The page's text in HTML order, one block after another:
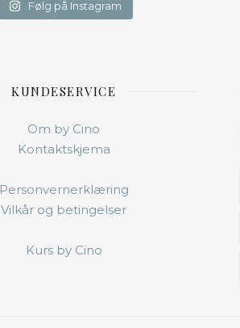
Følg på Instagram
KUNDESERVICE
Om by Cino
Kontaktskjema
Personvernerklæring
Vilkår og betingelser
Kurs by Cino